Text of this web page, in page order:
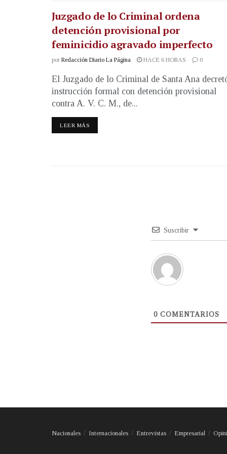
Juzgado de lo Criminal ordena
detención provisional por
feminicidio agravado imperfecto
por Redacción Diario La Página HACE 6 HORAS 0
El Juzgado de lo Criminal de Santa Ana
instrucción formal con detención provisional
contra A. V. C. M., de...
LEER MÁS
Suscribir
0 COMENTARIOS
Nacionales Internacionales Entrevistas Empresarial